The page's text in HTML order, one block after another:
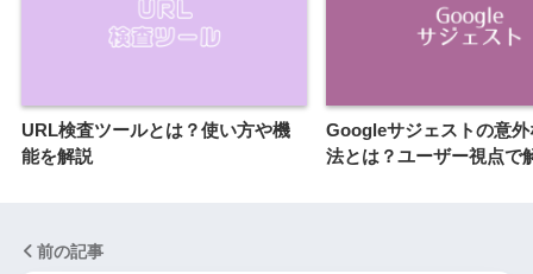
URL検査ツールとは？使い方や機
能を解説
Googleサジェストの意
法とは？ユーザー視点で
前の記事